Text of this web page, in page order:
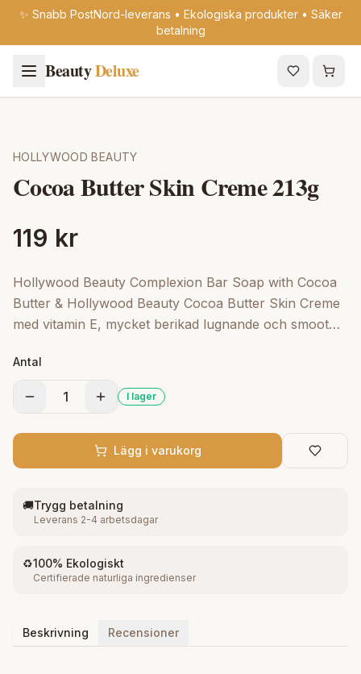
✨ Snabb PostNord-leverans • Ekologiska produkter • Säker
betalning
BeautyDeluxe
HOLLYWOOD BEAUTY
Cocoa Butter Skin Creme 213g
119 kr
Hollywood Beauty Complexion Bar Soap with Cocoa
Butter & Hollywood Beauty Cocoa Butter Skin Creme
med vitamin E, mycket berikad lugnande och smoot
Antal
1 I lager
Lägg i varukorg
🚚Trygg betalning
Leverans 2-4 arbetsdagar
♻️100% Ekologiskt
Certifierade naturliga ingredienser
Beskrivning Recensioner